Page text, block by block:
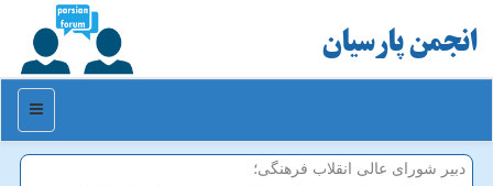
انجمن پارسیان
منو
دبیر شورای عالی انقلاب فرهنگی؛